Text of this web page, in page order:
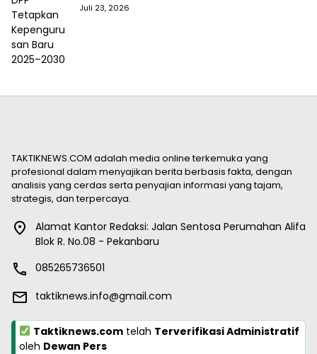
Juli 23, 2026
TAKTIKNEWS.COM adalah media online terkemuka yang
profesional dalam menyajikan berita berbasis fakta, dengan
analisis yang cerdas serta penyajian informasi yang tajam,
strategis, dan terpercaya.
Alamat Kantor Redaksi: Jalan Sentosa Perumahan Alifa
Blok R. No.08 - Pekanbaru
085265736501
taktiknews.info@gmail.com
Taktiknews.comtelah Terverifikasi Administratif
oleh Dewan Pers